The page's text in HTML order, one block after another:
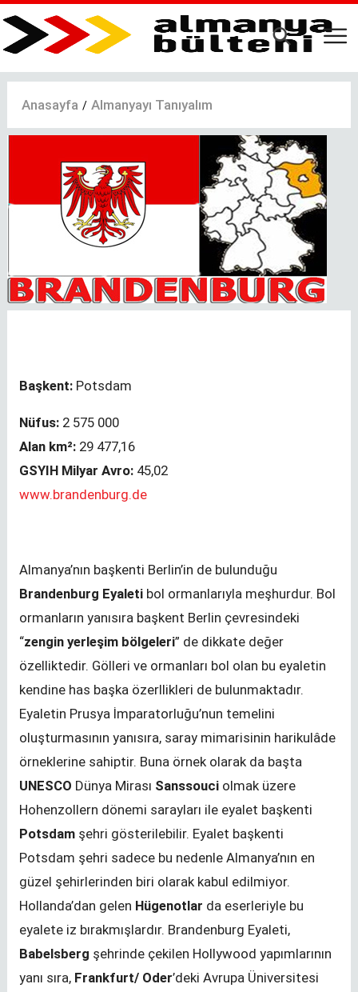
Ana
içeriğe
Anasayfa Almanyayı Tanıyalım
Başkent: Potsdam
Nüfus: 2 575 000
Alan km²: 29 477,16
GSYIH Milyar Avro: 45,02
www.brandenburg.de
Almanya’nın başkenti Berlin’in de bulunduğu
Brandenburg Eyaleti bol ormanlarıyla meşhurdur. Bol
ormanların yanısıra başkent Berlin çevresindeki
“zengin yerleşim bölgeleri” de dikkate değer
özelliktedir. Gölleri ve ormanları bol olan bu eyaletin
kendine has başka özerllikleri de bulunmaktadır.
Eyaletin Prusya İmparatorluğu’nun temelini
oluşturmasının yanısıra, saray mimarisinin harikulâde
örneklerine sahiptir. Buna örnek olarak da başta
UNESCO Dünya Mirası Sanssouci olmak üzere
Hohenzollern dönemi sarayları ile eyalet başkenti
Potsdam şehri gösterilebilir. Eyalet başkenti
Potsdam şehri sadece bu nedenle Almanya’nın en
güzel şehirlerinden biri olarak kabul edilmiyor.
Hollanda’dan gelen Hügenotlar da eserleriyle bu
eyalete iz bırakmışlardır. Brandenburg Eyaleti,
Babelsberg şehrinde çekilen Hollywood yapımlarının
yanı sıra, Frankfurt/ Oder’deki Avrupa Üniversitesi